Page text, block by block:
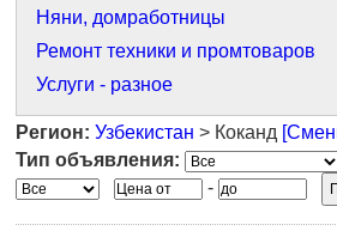
Няни, домработницы
Ремонт техники и промтоваров
Услуги - разное
Регион: Узбекистан > Коканд
Тип объявления:
-